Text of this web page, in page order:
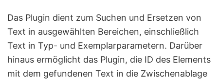
Das Plugin dient zum Suchen und Ersetzen von
Text in ausgewählten Bereichen, einschließlich
Text in Typ- und Exemplarparametern. Darüber
hinaus ermöglicht das Plugin, die ID des Elements
mit dem gefundenen Text in die Zwischenablage